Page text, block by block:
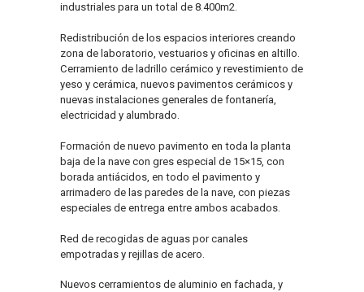
industriales para un total de 8.400m2.
Redistribución de los espacios interiores creando
zona de laboratorio, vestuarios y oficinas en altillo.
Cerramiento de ladrillo cerámico y revestimiento de
yeso y cerámica, nuevos pavimentos cerámicos y
nuevas instalaciones generales de fontanería,
electricidad y alumbrado.
Formación de nuevo pavimento en toda la planta
baja de la nave con gres especial de 15×15, con
borada antiácidos, en todo el pavimento y
arrimadero de las paredes de la nave, con piezas
especiales de entrega entre ambos acabados.
Red de recogidas de aguas por canales
empotradas y rejillas de acero.
Nuevos cerramientos de aluminio en fachada, y